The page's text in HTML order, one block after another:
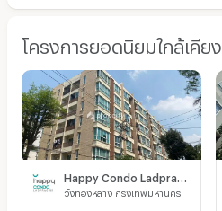
โครงการยอดนิยมใกล้เคียง
วังทองหลาง กรุงเทพมหานคร